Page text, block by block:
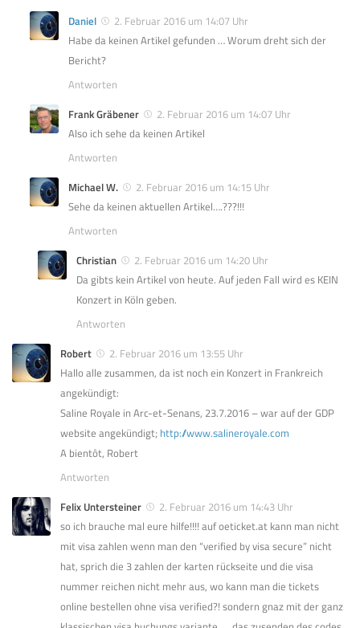
Daniel
2. Februar 2016 um 14:07 Uhr
Habe da keinen Artikel gefunden … Worum dreht sich der
Bericht?
Antworten
Frank Gräbener
2. Februar 2016 um 14:07 Uhr
Also ich sehe da keinen Artikel
Antworten
Michael W.
2. Februar 2016 um 14:15 Uhr
Sehe da keinen aktuellen Artikel….???!!!
Antworten
Christian
2. Februar 2016 um 14:20 Uhr
Da gibts kein Artikel von heute. Auf jeden Fall wird es KEIN
Konzert in Köln geben.
Antworten
Robert
2. Februar 2016 um 13:55 Uhr
Hallo alle zusammen, da ist noch ein Konzert in Frankreich
angekündigt:
Saline Royale in Arc-et-Senans, 23.7.2016 – war auf der GDP
website angekündigt; http://www.salineroyale.com
A bientôt, Robert
Antworten
Felix Untersteiner
2. Februar 2016 um 14:43 Uhr
so ich brauche mal eure hilfe!!!! auf oeticket.at kann man nicht
mit visa zahlen wenn man den “verified by visa secure” nicht
hat, sprich die 3 zahlen der karten rückseite und die visa
nummer reichen nicht mehr aus, wo kann man die tickets
online bestellen ohne visa verified?! sondern gnaz mit der ganz